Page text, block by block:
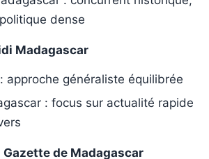
dense
Madagascar
: approche généraliste équilibrée
: focus sur actualité rapide
Gazette de Madagascar